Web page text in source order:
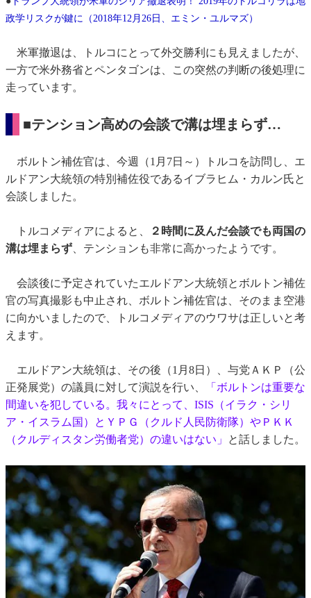
政学リスクが鍵に（2018年12月26日、エミン・ユルマズ）
米軍撤退は、トルコにとって外交勝利にも見えましたが、
一方で米外務省とペンタゴンは、この突然の判断の後処理に
走っています。
■テンション高めの会談で溝は埋まらず…
ボルトン補佐官は、今週（1月7日～）トルコを訪問し、エ
ルドアン大統領の特別補佐役であるイブラヒム・カルン氏と
会談しました。
トルコメディアによると、
２時間に及んだ会談でも両国の
溝は埋まらず 、テンションも非常に高かったようです。
会談後に予定されていたエルドアン大統領とボルトン補佐
官の写真撮影も中止され、ボルトン補佐官は、そのまま空港
に向かいましたので、トルコメディアのウワサは正しいと考
えます。
エルドアン大統領は、その後（1月8日）、与党ＡＫＰ（公
正発展党）の議員に対して演説を行い、
「ボルトンは重要な
間違いを犯している。我々にとって、ISIS（イラク・シリ
ア・イスラム国）とＹＰＧ（クルド人民防衛隊）やＰＫＫ
（クルディスタン労働者党）の違いはない」
と話しました。